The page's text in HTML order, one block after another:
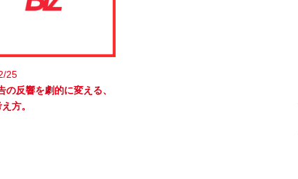
25
の反響を劇的に変える、
方。